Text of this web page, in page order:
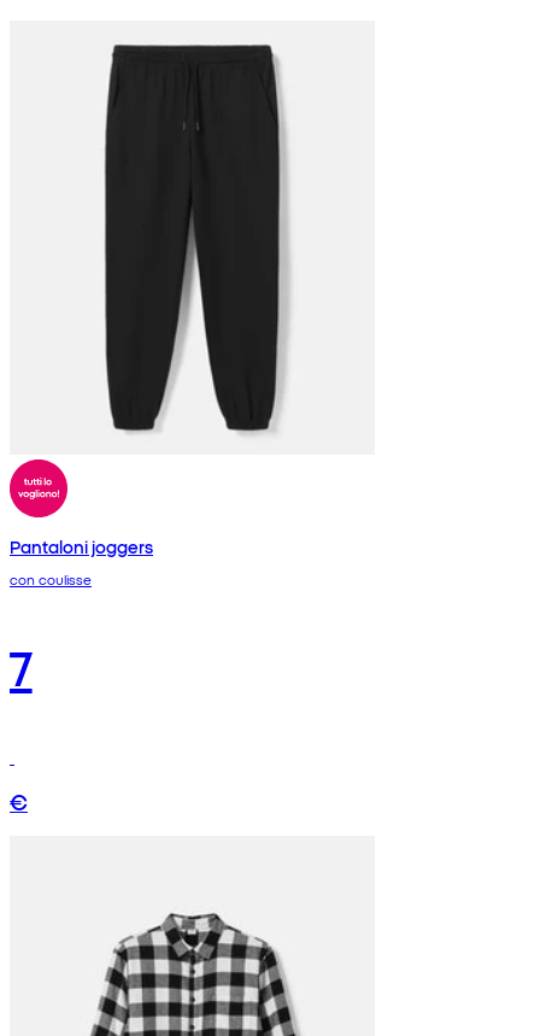
Pantaloni joggers
con coulisse
7
€